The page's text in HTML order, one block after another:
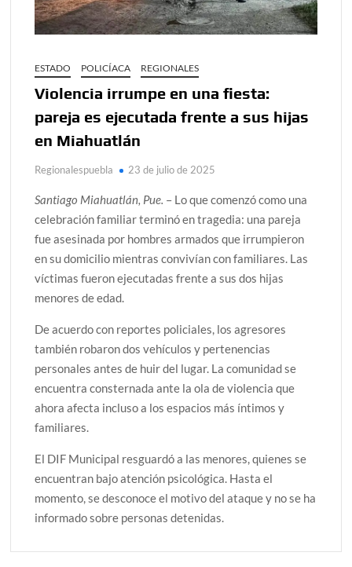
ESTADO POLICÍACA REGIONALES
Violencia irrumpe en una fiesta:
pareja es ejecutada frente a sus hijas
en Miahuatlán
Regionalespuebla 23 de julio de 2025
Santiago Miahuatlán, Pue. – Lo que comenzó como una
celebración familiar terminó en tragedia: una pareja
fue asesinada por hombres armados que irrumpieron
en su domicilio mientras convivían con familiares. Las
víctimas fueron ejecutadas frente a sus dos hijas
menores de edad.
De acuerdo con reportes policiales, los agresores
también robaron dos vehículos y pertenencias
personales antes de huir del lugar. La comunidad se
encuentra consternada ante la ola de violencia que
ahora afecta incluso a los espacios más íntimos y
familiares.
El DIF Municipal resguardó a las menores, quienes se
encuentran bajo atención psicológica. Hasta el
momento, se desconoce el motivo del ataque y no se ha
informado sobre personas detenidas.